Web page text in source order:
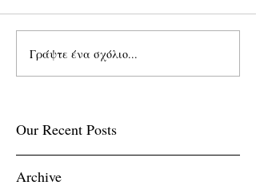
Γράψτε ένα σχόλιο...
Our Recent Posts
Archive